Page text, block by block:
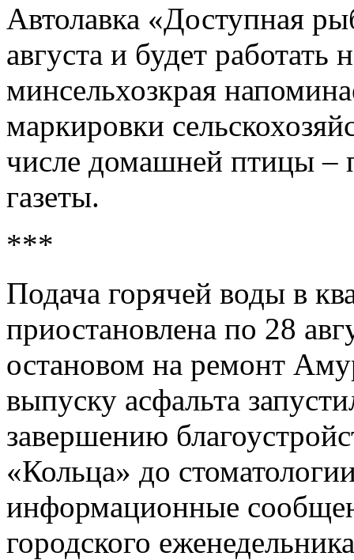
Автолавка «Доступная
августа и будет
минсельхозкрая
маркировки
числе домашней птицы –
газеты.
***
Подача горячей воды в
приостановлена по 28
остановом на ремонт
выпуску асфальта
завершению
«Кольца» до
информационные
городского